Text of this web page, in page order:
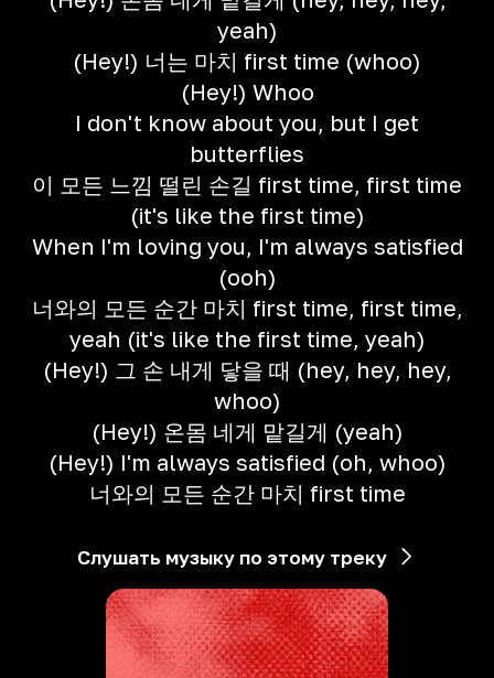
yeah)
(Hey!) 너는 마치 first time (whoo)
(Hey!) Whoo
I don't know about you, but I get
butterflies
이 모든 느낌 떨린 손길 first time, first time
(it's like the first time)
When I'm loving you, I'm always satisfied
(ooh)
너와의 모든 순간 마치 first time, first time,
yeah (it's like the first time, yeah)
(Hey!) 그 손 내게 닿을 때 (hey, hey, hey,
whoo)
(Hey!) 온몸 네게 맡길게 (yeah)
(Hey!) I'm always satisfied (oh, whoo)
너와의 모든 순간 마치 first time
Слушать музыку по этому треку